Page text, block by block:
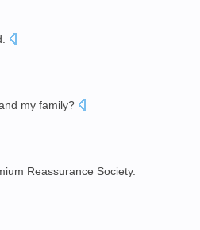
my family?
Reassurance Society.